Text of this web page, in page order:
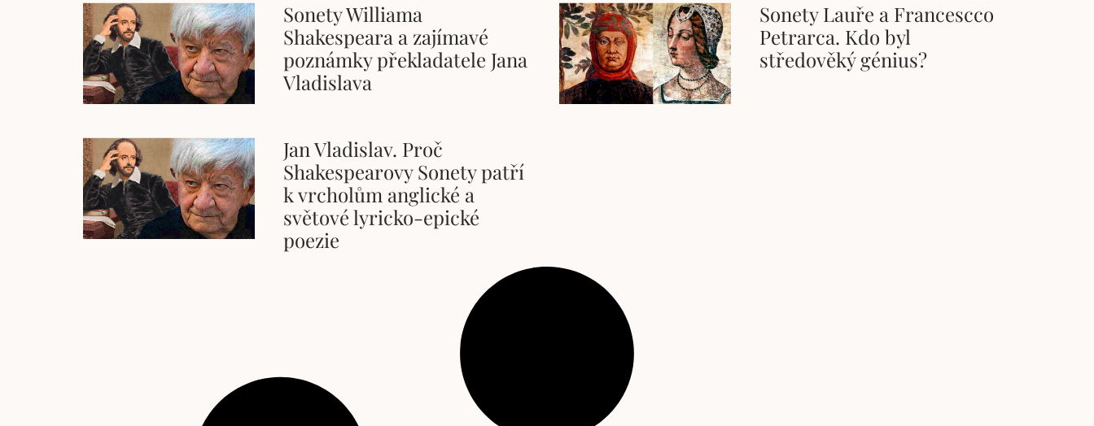
Sonety Williama
Shakespeara a zajímavé
poznámky překladatele Jana
Vladislava
Sonety Lauře a Francescco
Petrarca. Kdo byl
středověký génius?
Jan Vladislav. Proč
Shakespearovy Sonety patří
k vrcholům anglické a
světové lyricko-epické
poezie